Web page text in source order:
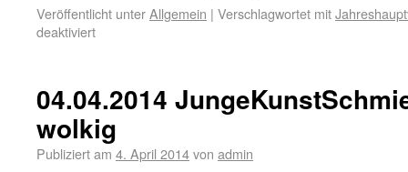
Veröffentlicht unterAllgemein | Verschlagwortet mit
deaktiviert
04.04.2014
wolkig
Publiziert am 4. April 2014von admin